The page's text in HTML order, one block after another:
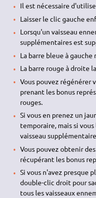
Il est nécessaire d'utiliser
Laisser le clic gauche
Lorsqu'un vaisseau
supplémentaires est
La barre bleue à gauche
La barre rouge à droite
Vous pouvez régénérer
prenant les bonus
rouges.
Si vous en prenez un
temporaire, mais si vous
vaisseau
Vous pouvez obtenir
récupérant les bonus
Si vous n'avez presque
double-clic droit pour
tous les vaisseaux